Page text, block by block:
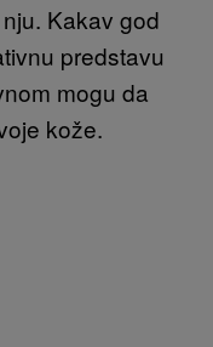
Kakav god
predstavu
mogu da
kože.